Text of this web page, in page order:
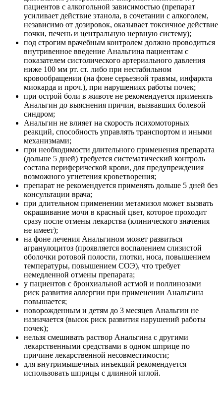
пациентов с алкогольной зависимостью (препарат
усиливает действие этанола, в сочетании с алкоголем,
независимо от дозировок, оказывает токсичное действие
почки, печень и центральную нервную систему);
под строгим врачебным контролем должно проводиться
внутривенное введение Анальгина пациентам с
показателем систолического артериального давления
ниже 100 мм рт. ст. либо при нестабильном
кровообращении (на фоне серьезной травмы, инфаркта
миокарда и проч.), при нарушениях работы почек;
при острой боли в животе не рекомендуется применять
Анальгин до выяснения причин, вызвавших болевой
синдром;
Анальгин не влияет на скорость психомоторных
реакций, способность управлять транспортом и иными
механизмами;
при необходимости длительного применения препарата
(дольше 5 дней) требуется систематический контроль
состава периферической крови, для предупреждения
возможного угнетения кроветворения;
препарат не рекомендуется применять дольше 5 дней без
консультации врача;
при длительном применении метамизол может вызвать
окрашивание мочи в красный цвет, которое проходит
сразу после отмены лекарства (клинического значения
не имеет);
на фоне лечения Анальгином может развиться
агранулоцитоз (проявляется воспалением слизистой
оболочки ротовой полости, глотки, носа, повышением
температуры, повышением СОЭ), что требует
немедленной отмены препарата;
у пациентов с бронхиальной астмой и поллинозами
риск развития аллергии при применении Анальгина
повышается;
новорожденным и детям до 3 месяцев Анальгин не
назначается (высок риск развития нарушений работы
почек);
нельзя смешивать раствор Анальгина с другими
лекарственными средствами в одном шприце по
причине лекарственной несовместимости;
для внутримышечных инъекций рекомендуется
использовать шприцы с длинной иглой.